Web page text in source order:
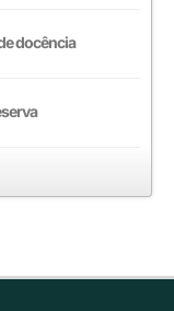
docência